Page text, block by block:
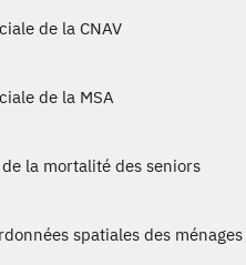
de la CNAV
de la MSA
la mortalité des seniors
spatiales des ménages